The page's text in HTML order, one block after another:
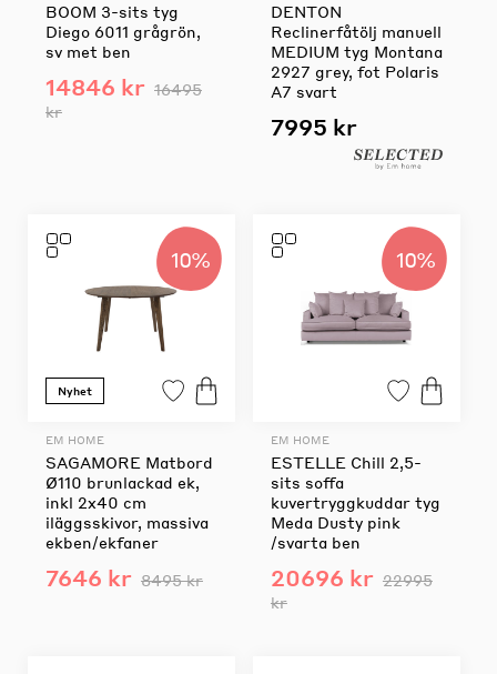
BOOM 3-sits tyg
Diego 6011 grågrön,
sv met ben
14846 kr 16495
kr
DENTON
Reclinerfåtölj manuell
MEDIUM tyg Montana
2927 grey, fot Polaris
A7 svart
7995 kr
10%
Nyhet
EM HOME
SAGAMORE Matbord
Ø110 brunlackad ek,
inkl 2x40 cm
iläggsskivor, massiva
ekben/ekfaner
7646 kr 8495 kr
10%
EM HOME
ESTELLE Chill 2,5-
sits soffa
kuvertryggkuddar tyg
Meda Dusty pink
/svarta ben
20696 kr 22995
kr